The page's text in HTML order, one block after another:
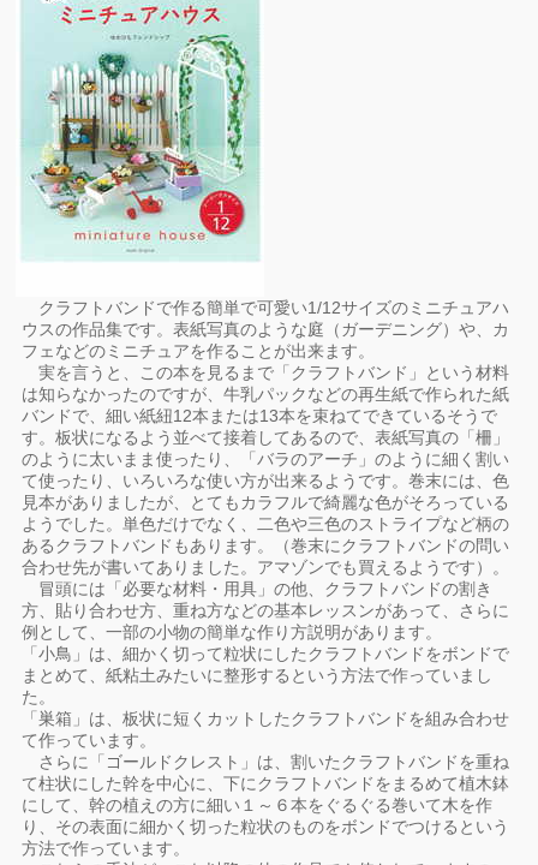
クラフトバンドで作る簡単で可愛い1/12サイズのミニチュアハ
ウスの作品集です。表紙写真のような庭（ガーデニング）や、カ
フェなどのミニチュアを作ることが出来ます。
実を言うと、この本を見るまで「クラフトバンド」という材料
は知らなかったのですが、牛乳パックなどの再生紙で作られた紙
バンドで、細い紙紐12本または13本を束ねてできているそうで
す。板状になるよう並べて接着してあるので、表紙写真の「柵」
のように太いまま使ったり、「バラのアーチ」のように細く割い
て使ったり、いろいろな使い方が出来るようです。巻末には、色
見本がありましたが、とてもカラフルで綺麗な色がそろっている
ようでした。単色だけでなく、二色や三色のストライプなど柄の
あるクラフトバンドもあります。（巻末にクラフトバンドの問い
合わせ先が書いてありました。アマゾンでも買えるようです）。
冒頭には「必要な材料・用具」の他、クラフトバンドの割き
方、貼り合わせ方、重ね方などの基本レッスンがあって、さらに
例として、一部の小物の簡単な作り方説明があります。
「小鳥」は、細かく切って粒状にしたクラフトバンドをボンドで
まとめて、紙粘土みたいに整形するという方法で作っていまし
た。
「巣箱」は、板状に短くカットしたクラフトバンドを組み合わせ
て作っています。
さらに「ゴールドクレスト」は、割いたクラフトバンドを重ね
て柱状にした幹を中心に、下にクラフトバンドをまるめて植木鉢
にして、幹の植えの方に細い１～６本をぐるぐる巻いて木を作
り、その表面に細かく切った粒状のものをボンドでつけるという
方法で作っています。